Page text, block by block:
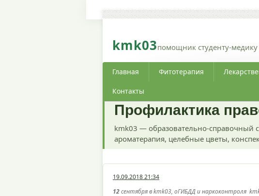
kmk03помощник студенту-медику
Главная Фитотерапия
Контакты
Профилактика
kmk03 — образовательно-справочный
ароматерапия, целебные цветы,
19.09.2018 21:34
12сентября в kmk03, оГИБДД и наркоконтроля